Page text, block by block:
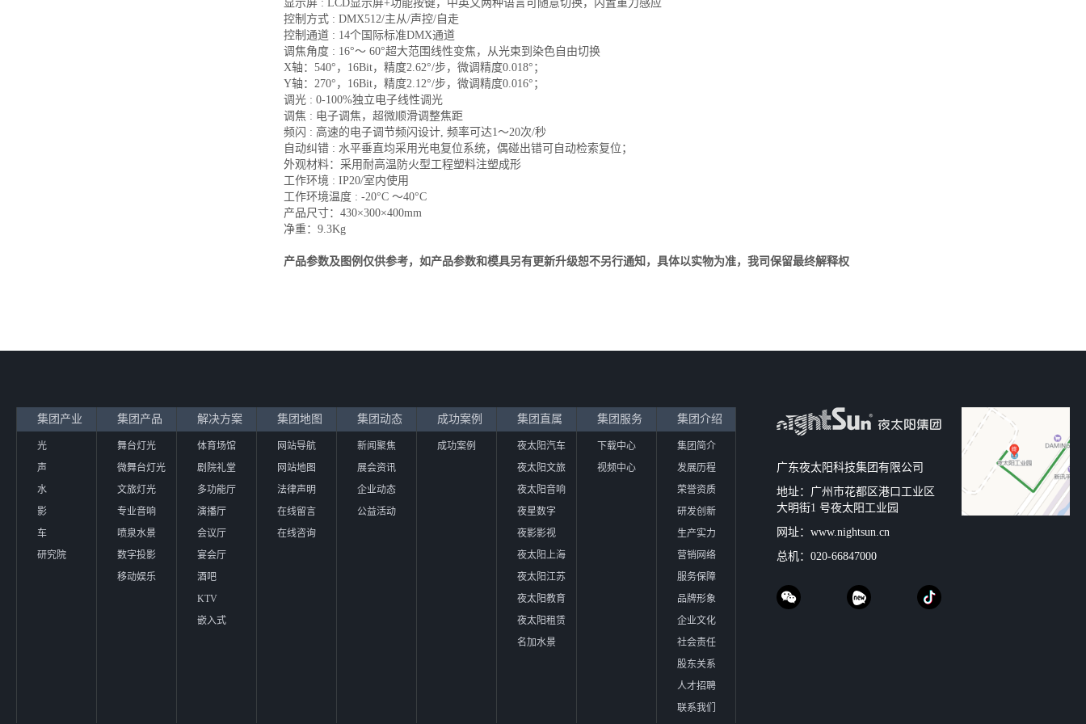
显示屏 : LCD显示屏+功能按键，中英文两种语言可随意切换，内置重力感应
控制方式 : DMX512/主从/声控/自走
控制通道 : 14个国际标准DMX通道
调焦角度 : 16°～ 60°超大范围线性变焦，从光束到染色自由切换
X轴：540°，16Bit，精度2.62°/步，微调精度0.018°；
Y轴：270°，16Bit，精度2.12°/步，微调精度0.016°；
调光 : 0-100%独立电子线性调光
调焦 : 电子调焦，超微顺滑调整焦距
频闪 : 高速的电子调节频闪设计, 频率可达1～20次/秒
自动纠错 : 水平垂直均采用光电复位系统，偶碰出错可自动检索复位；
外观材料：采用耐高温防火型工程塑料注塑成形
工作环境 : IP20/室内使用
工作环境温度 : -20°C ～40°C
产品尺寸：430×300×400mm
净重：9.3Kg
产品参数及图例仅供参考，如产品参数和模具另有更新升级恕不另行通知，具体以实物为准，我司保留最终解释权
集团产业
光
声
水
影
车
研究院
集团产品
舞台灯光
微舞台灯光
文旅灯光
专业音响
喷泉水景
数字投影
移动娱乐
解决方案
体育场馆
剧院礼堂
多功能厅
演播厅
会议厅
宴会厅
酒吧
KTV
嵌入式
集团地图
网站导航
网站地图
法律声明
在线留言
在线咨询
集团动态
新闻聚焦
展会资讯
企业动态
公益活动
成功案例
成功案例
集团直属
夜太阳汽车
夜太阳文旅
夜太阳音响
夜星数字
夜影影视
夜太阳上海
夜太阳江苏
夜太阳教育
夜太阳租赁
名加水景
集团服务
下载中心
视频中心
集团介绍
集团简介
发展历程
荣誉资质
研发创新
生产实力
营销网络
服务保障
品牌形象
企业文化
社会责任
股东关系
人才招聘
联系我们
广东夜太阳科技集团有限公司
地址：广州市花都区港口工业区
大明街1 号夜太阳工业园
网址：www.nightsun.cn
总机：020-66847000